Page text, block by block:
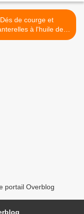
Dés de courge et
à l'huile de
noisette >
portail Overblog